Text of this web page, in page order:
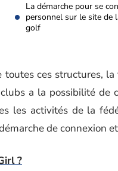
La démarche pour se
personnel sur le site de
golf
ces structures,
a la possibilité de
les activités de la
de connexion
?